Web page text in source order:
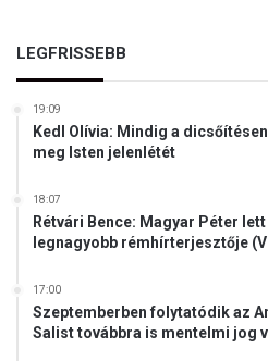
t
ó
LEGFRISSEBB
19:09
Kedl Olívia: Mindig a
meg Isten jelenlétét
18:07
Rétvári Bence: Magyar Péter
legnagyobb rémhírterjesztője
17:00
Szeptemberben folytatódik az
Salist továbbra is mentelmi jog